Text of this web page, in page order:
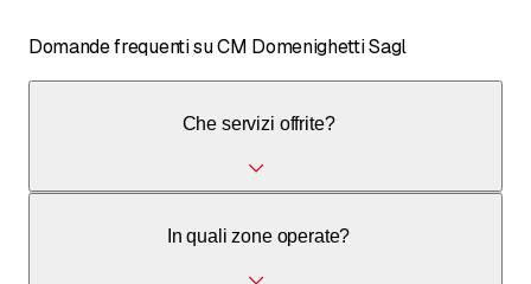
Domande frequenti su CM Domenighetti Sagl
Che servizi offrite?
e a falde), manutenzione tetti, riparazioni e ricerca
In quali zone operate?